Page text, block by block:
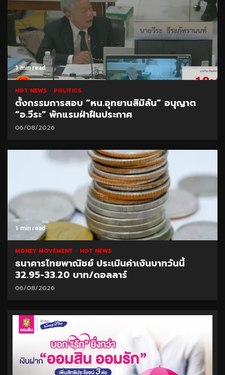
1 min read
HOT NEWS POLITICS
ตั้งกรรมการสอบ “หน.อุทยานสิมิลัน” อนุญาต
“อ.วีระ” พักแรมฝ่าฝืนประกาศ
06/08/2026
1 min read
MONEY MOVEMENT HOT NEWS
ธนาคารไทยพาณิชย์ ประเมินค่าเงินบาทวันนี้
32.95-33.20 บาท/ดอลลาร์
06/08/2026